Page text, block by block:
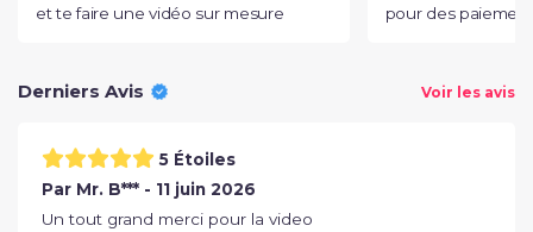
et te faire une vidéo sur mesure
pour des
Derniers Avis Voir les avis
5 Étoiles
Par Mr. B*** - 11 juin 2026
Un tout grand merci pour la video